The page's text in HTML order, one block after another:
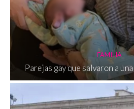
FAMILIA
Parejas gay que salvaron a